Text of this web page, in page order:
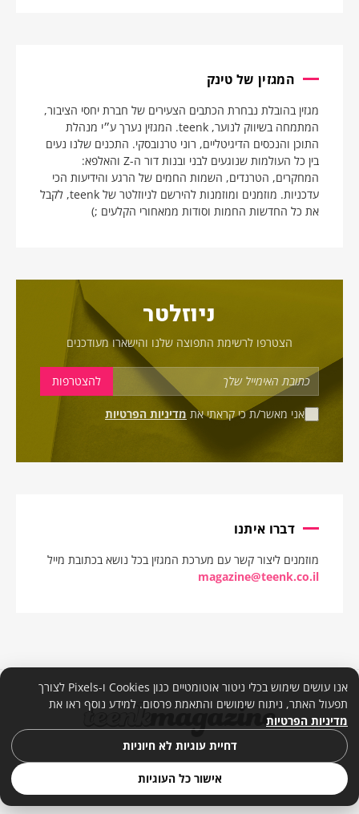
המגזין של טינק
מגזין בהובלת נבחרת הכתבים הצעירים של חברת יחסי הציבור,
המתמחה בשיווק לנוער, teenk. המגזין נערך ע״י מנהלת
התוכן והנכסים הדיגיטליים, רוני טרנובסקי. התכנים שלנו נעים
בין כל העולמות שנוגעים לבני ובנות דור ה-Z והאלפא:
המחקרים, הטרנדים, השמות החמים של הרגע והידיעות הכי
עדכניות. מוזמנים ומוזמנות להירשם לניוזלטר של teenk, לקבל
את כל החדשות החמות וסודות ממאחורי הקלעים ;)
ניוזלטר
הצטרפו לרשימת התפוצה שלנו והישארו מעודכנים
אני מאשר/ת כי קראתי את מדיניות הפרטיות
דברו איתנו
מוזמנים ליצור קשר עם מערכת המגזין בכל נושא בכתובת מייל
magazine@teenk.co.il
מדיניות פרטיות
אנו עושים שימוש בכלי ניטור אוטומטיים כגון Cookies ו-Pixels לצורך
תפעול האתר, ניתוח שימושים והתאמת פרסום. למידע נוסף ראו את
מדיניות הפרטיות
דחיית עוגיות לא חיוניות
אישור כל העוגיות